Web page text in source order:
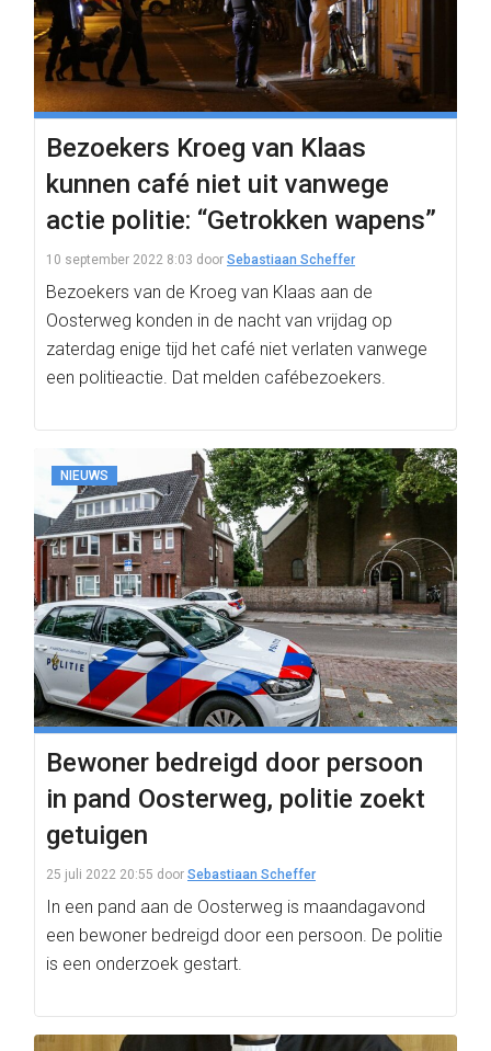
Bezoekers Kroeg van Klaas
kunnen café niet uit vanwege
actie politie: “Getrokken wapens”
10 september 2022 8:03 door Sebastiaan Scheffer
Bezoekers van de Kroeg van Klaas aan de
Oosterweg konden in de nacht van vrijdag op
zaterdag enige tijd het café niet verlaten vanwege
een politieactie. Dat melden cafébezoekers.
NIEUWS
Bewoner bedreigd door persoon
in pand Oosterweg, politie zoekt
getuigen
25 juli 2022 20:55 door Sebastiaan Scheffer
In een pand aan de Oosterweg is maandagavond
een bewoner bedreigd door een persoon. De politie
is een onderzoek gestart.